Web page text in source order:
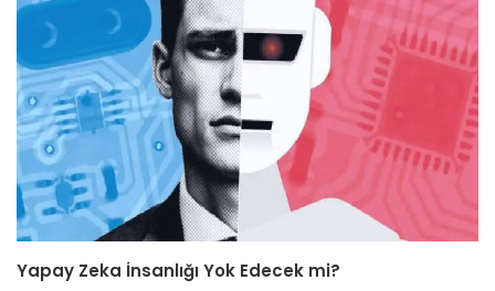
Yapay Zeka İnsanlığı Yok Edecek mi?